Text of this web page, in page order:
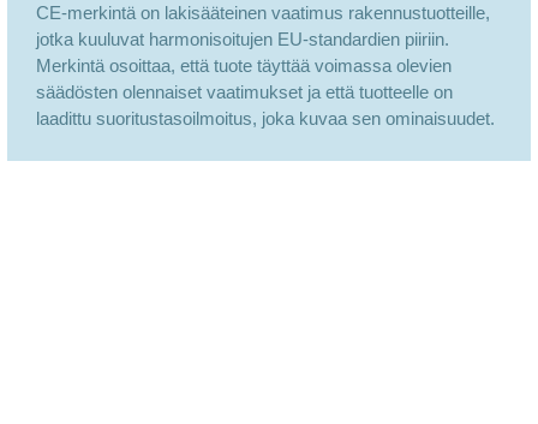
CE-merkintä on lakisääteinen vaatimus rakennustuotteille,
jotka kuuluvat harmonisoitujen EU-standardien piiriin.
Merkintä osoittaa, että tuote täyttää voimassa olevien
säädösten olennaiset vaatimukset ja että tuotteelle on
laadittu suoritustasoilmoitus, joka kuvaa sen ominaisuudet.